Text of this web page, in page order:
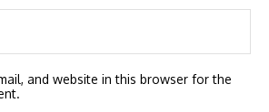
and website in this browser for the